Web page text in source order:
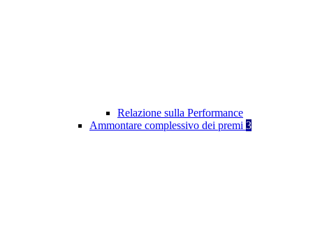
Relazione sulla Performance
Ammontare complessivo dei premi 3